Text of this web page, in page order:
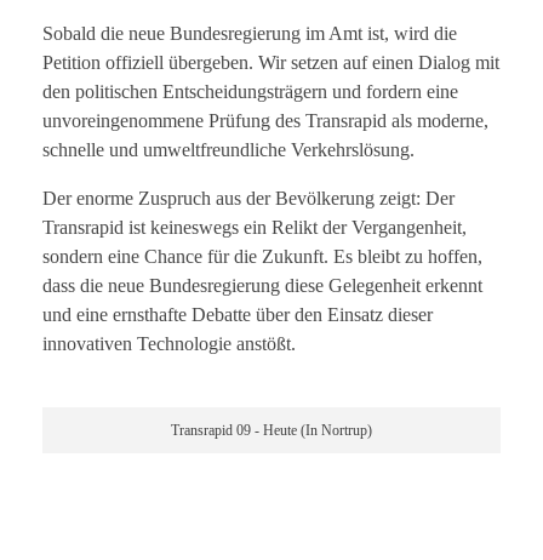
Sobald die neue Bundesregierung im Amt ist, wird die
Petition offiziell übergeben. Wir setzen auf einen Dialog mit
den politischen Entscheidungsträgern und fordern eine
unvoreingenommene Prüfung des Transrapid als moderne,
schnelle und umweltfreundliche Verkehrslösung.
Der enorme Zuspruch aus der Bevölkerung zeigt: Der
Transrapid ist keineswegs ein Relikt der Vergangenheit,
sondern eine Chance für die Zukunft. Es bleibt zu hoffen,
dass die neue Bundesregierung diese Gelegenheit erkennt
und eine ernsthafte Debatte über den Einsatz dieser
innovativen Technologie anstößt.
Transrapid 09 - Heute (In Nortrup)